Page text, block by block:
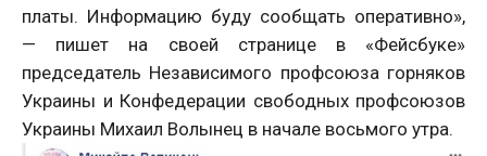
платы. Информацию буду сообщать оперативно»,
— пишет на своей странице в «Фейсбуке»
председатель Независимого профсоюза горняков
Украины и Конфедерации свободных профсоюзов
Украины Михаил Волынец в начале восьмого утра.